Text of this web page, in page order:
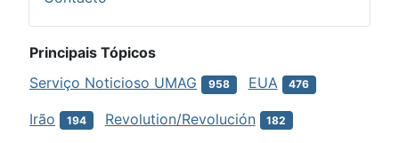
Principais Tópicos
Serviço Noticioso UMAG
958 EUA 476
Irão 194 Revolution/Revolución 182